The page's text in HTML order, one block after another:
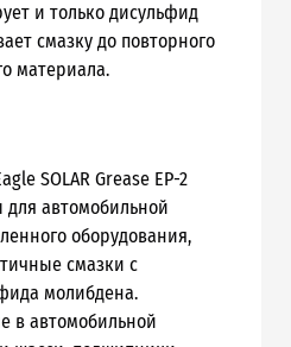
и только дисульфид
смазку до повторного
материала.
SOLAR Grease EP-2
автомобильной
оборудования,
смазки с
молибдена.
в автомобильной